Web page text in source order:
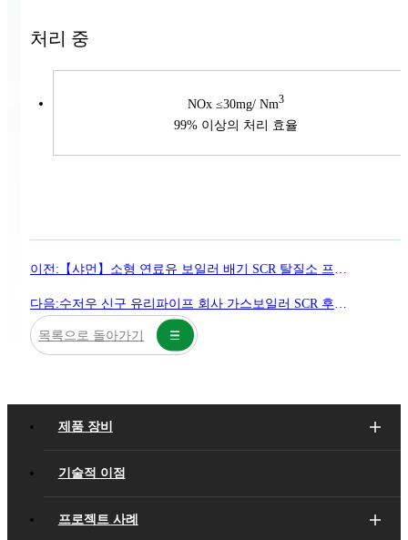
처리 중
NOx ≤30mg/ Nm3
99% 이상의 처리 효율
이전: 【샤먼】소형 연료유 보일러 배기 SCR 탈질소 프로젝트
다음: 수저우 신구 유리파이프 회사 가스보일러 SCR 후처리
목록으로 돌아가기
제품 장비
기술적 이점
프로젝트 사례